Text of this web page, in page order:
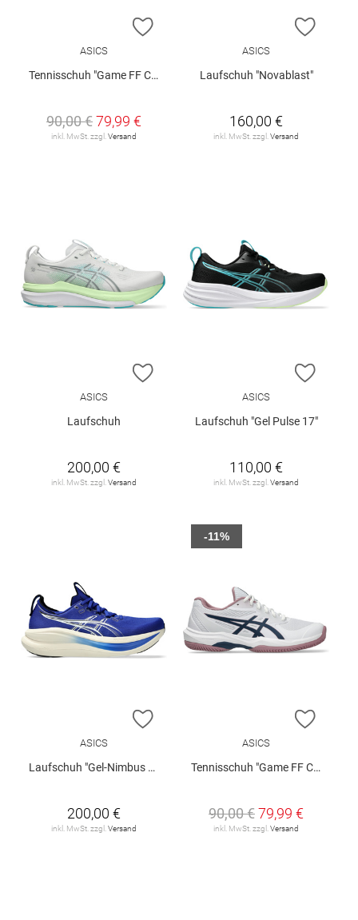
ZUR WUNSCHLISTE HINZUFÜGEN
ASICS
Tennisschuh "Game FF Clay /Oc"
90,00 €79,99 €
inkl. MwSt. zzgl.Versand
ZUR
ASICS
Laufschuh "Novablast"
160,00 €
inkl. MwSt. zzgl.Versand
ZUR WUNSCHLISTE HINZUFÜGEN
ASICS
Laufschuh
200,00 €
inkl. MwSt. zzgl. Versand
ZUR
ASICS
Laufschuh "Gel Pulse 17"
110,00 €
inkl. MwSt. zzgl. Versand
ZUR WUNSCHLISTE HINZUFÜGEN
ASICS
Laufschuh "Gel-Nimbus 28"
200,00 €
inkl. MwSt. zzgl. Versand
ZUR
ASICS
Tennisschuh "Game FF Clay/Oc W"
90,00 €79,99 €
inkl. MwSt. zzgl. Versand
-11%